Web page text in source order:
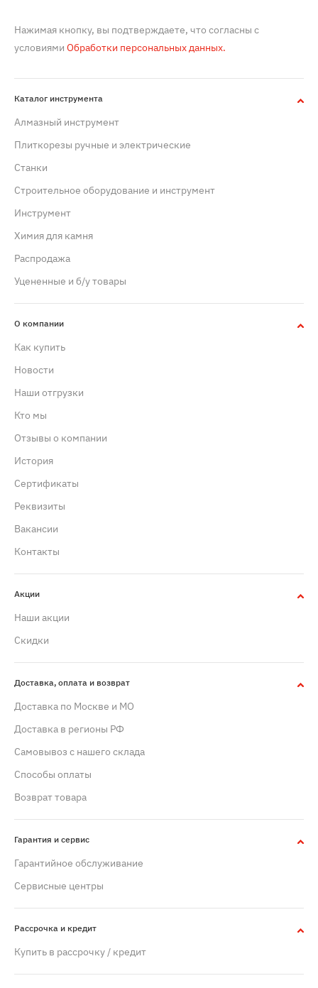
Нажимая кнопку, вы подтверждаете, что согласны с
условиями Обработки персональных данных.
Каталог инструмента
Алмазный инструмент
Плиткорезы ручные и электрические
Станки
Строительное оборудование и инструмент
Инструмент
Химия для камня
Распродажа
Уцененные и б/у товары
О компании
Как купить
Новости
Наши отгрузки
Кто мы
Отзывы о компании
История
Сертификаты
Реквизиты
Вакансии
Контакты
Акции
Наши акции
Скидки
Доставка, оплата и возврат
Доставка по Москве и МО
Доставка в регионы РФ
Самовывоз с нашего склада
Способы оплаты
Возврат товара
Гарантия и сервис
Гарантийное обслуживание
Сервисные центры
Рассрочка и кредит
Купить в рассрочку / кредит